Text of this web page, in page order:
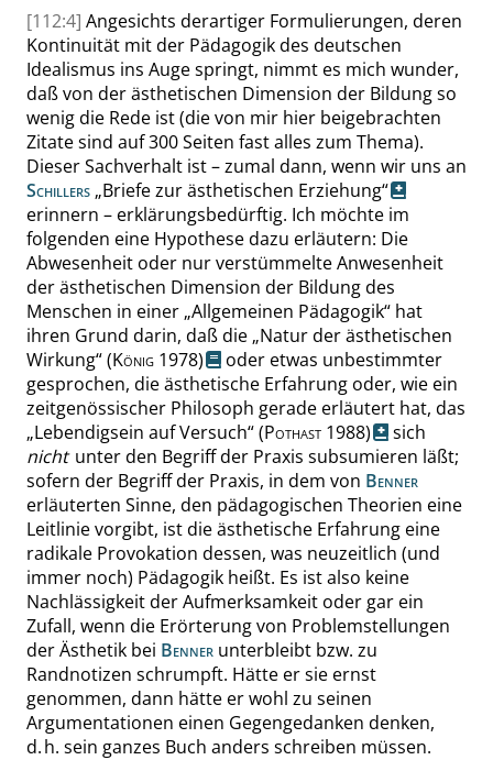
[112:4] Angesichts derartiger Formulierungen, deren
Kontinuität mit der Pädagogik des deutschen
Idealismus ins Auge springt, nimmt es mich wunder,
daß von der ästhetischen Dimension der Bildung so
wenig die Rede ist (die von mir hier beigebrachten
Zitate sind auf 300 Seiten fast alles zum Thema).
Dieser Sachverhalt ist – zumal dann, wenn wir uns an
Schillers „Briefe zur ästhetischen Erziehung“
erinnern – erklärungsbedürftig. Ich möchte im
folgenden eine Hypothese dazu erläutern: Die
Abwesenheit oder nur verstümmelte Anwesenheit
der ästhetischen Dimension der Bildung des
Menschen in einer „Allgemeinen Pädagogik“ hat
ihren Grund darin, daß die „Natur der ästhetischen
Wirkung“(König 1978)
oder etwas unbestimmter
gesprochen, die ästhetische Erfahrung oder, wie ein
zeitgenössischer Philosoph gerade erläutert hat, das
„Lebendigsein auf Versuch“(Pothast 1988)
sich
nichtunter den Begriff der Praxis subsumieren läßt;
sofern der Begriff der Praxis, in dem von Benner
erläuterten Sinne, den pädagogischen Theorien eine
Leitlinie vorgibt, ist die ästhetische Erfahrung eine
radikale Provokation dessen, was neuzeitlich (und
immer noch) Pädagogik heißt. Es ist also keine
Nachlässigkeit der Aufmerksamkeit oder gar ein
Zufall, wenn die Erörterung von Problemstellungen
der Ästhetik bei Benner unterbleibt bzw. zu
Randnotizen schrumpft. Hätte er sie ernst
genommen, dann hätte er wohl zu seinen
Argumentationen einen Gegengedanken denken,
d. h. sein ganzes Buch anders schreiben müssen.